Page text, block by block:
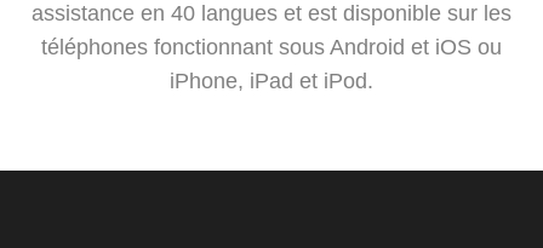
assistance en 40 langues et est disponible sur les
téléphones fonctionnant sous Android et iOS ou
iPhone, iPad et iPod.